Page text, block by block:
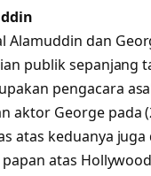
Alamuddin dan
publik sepanjang
pengacara
aktor George pada
atas keduanya
atas